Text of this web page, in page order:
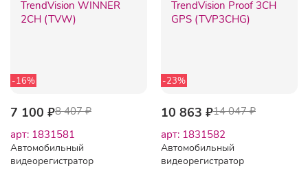
-16%
7 100 ₽8 407 ₽
арт: 1831581
Автомобильный
видеорегистратор
-23%
10 863 ₽14 047 ₽
арт: 1831582
Автомобильный
видеорегистратор